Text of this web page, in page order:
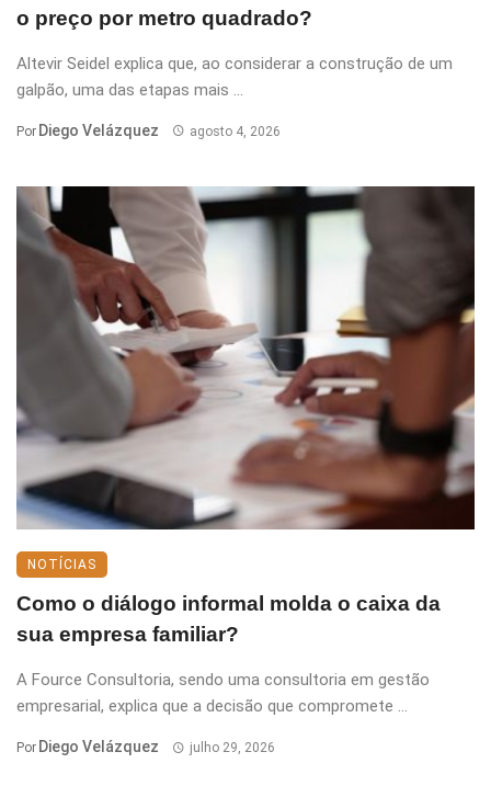
o preço por metro quadrado?
Altevir Seidel explica que, ao considerar a construção de um
galpão, uma das etapas mais ...
Por Diego Velázquez agosto 4, 2026
NOTÍCIAS
Como o diálogo informal molda o caixa da
sua empresa familiar?
A Fource Consultoria, sendo uma consultoria em gestão
empresarial, explica que a decisão que compromete ...
Por Diego Velázquez julho 29, 2026